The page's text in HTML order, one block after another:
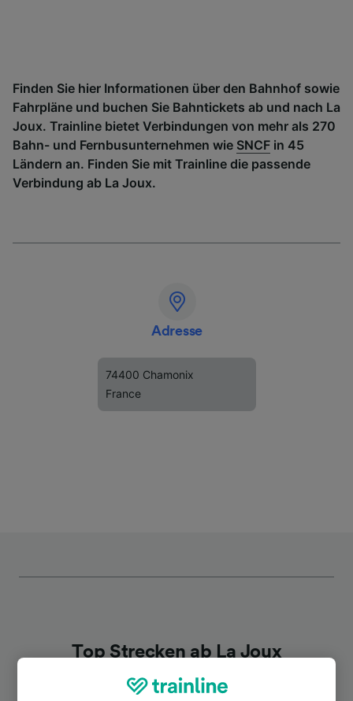
Finden Sie hier Informationen über den Bahnhof sowie
Fahrpläne und buchen Sie Bahntickets ab und nach La
Joux. Trainline bietet Verbindungen von mehr als 270
Bahn- und Fernbusunternehmen wie SNCF in 45
Ländern an. Finden Sie mit Trainline die passende
Verbindung ab La Joux.
Adresse
74400 Chamonix
France
Top Strecken ab La Joux